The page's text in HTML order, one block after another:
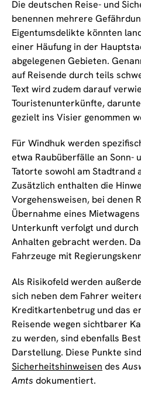
Die deutschen Reise- und
benennen mehrere
Eigentumsdelikte könnten
einer Häufung in der
abgelegenen Gebieten.
auf Reisende durch teils
Text wird zudem darauf
Touristenunterkünfte,
gezielt ins Visier genommen
Für Windhuk werden
etwa Raubüberfälle an Sonn-
Tatorte sowohl am Stadtrand
Zusätzlich enthalten die
Vorgehensweisen, bei denen
Übernahme eines
Unterkunft verfolgt und durch
Anhalten gebracht werden.
Fahrzeuge mit
Als Risikofeld werden
sich neben dem Fahrer
Kreditkartenbetrug und das
Reisende wegen sichtbarer
zu werden, sind ebenfalls
Darstellung. Diese Punkte
Sicherheitshinweisen des
Amts dokumentiert.